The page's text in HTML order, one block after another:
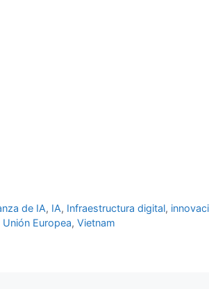
de IA, IA, Infraestructura digital,
Unión Europea, Vietnam